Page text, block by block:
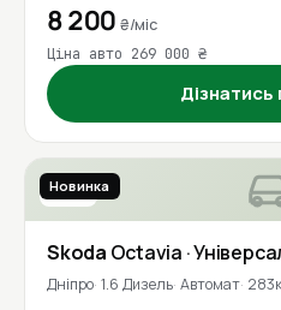
8 200₴/міс
Ціна авто 269 000 ₴
Дізнатись
2018
Новинка
Skoda Octavia ·
Дніпро 1.6 Дизель Автомат